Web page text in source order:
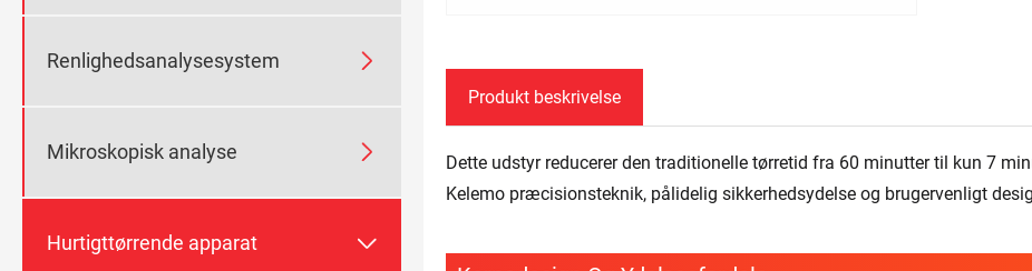
Renlighedsanalysesystem 
Mikroskopisk analyse 
Hurtigttørrende apparat 
Produkt beskrivelse
Dette udstyr reducerer den traditionelle tørretid fra 60 minutter til kun 7
Kelemo præcisionsteknik, pålidelig sikkerhedsydelse og brugervenligt